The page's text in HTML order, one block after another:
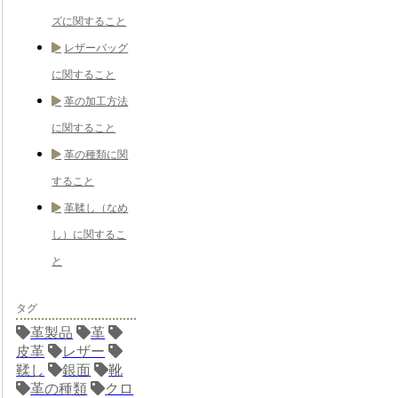
ズに関すること
レザーバッグ
に関すること
革の加工方法
に関すること
革の種類に関
すること
革鞣し（なめ
し）に関するこ
と
タグ
革製品
革
皮革
レザー
鞣し
銀面
靴
革の種類
クロ